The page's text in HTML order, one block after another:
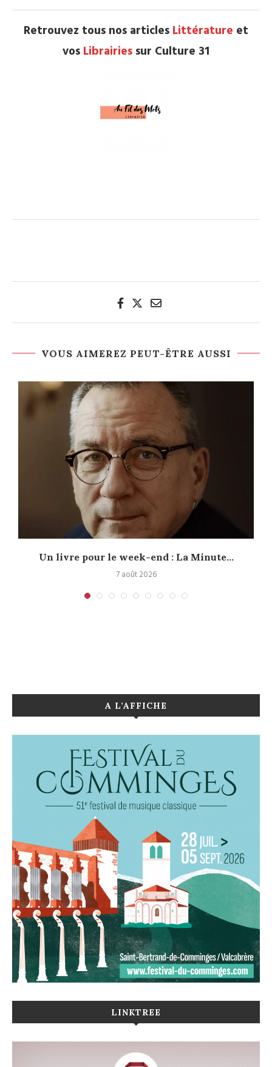
Retrouvez tous nos articles Littérature et
vos Librairies sur Culture 31
VOUS AIMEREZ PEUT-ÊTRE AUSSI
Un livre pour le week-end : La Minute...
7 août 2026
A L’AFFICHE
LINKTREE